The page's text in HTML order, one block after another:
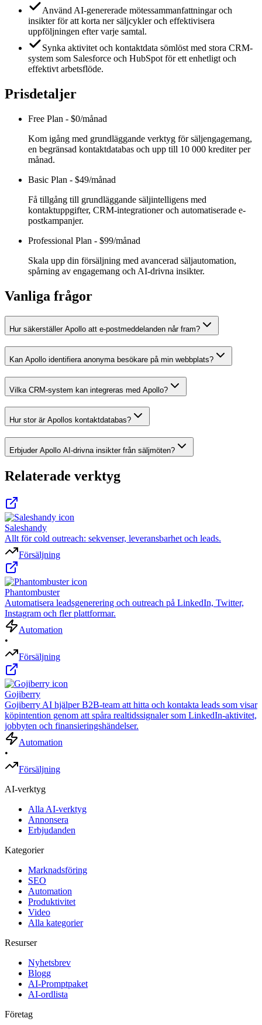
Använd AI-genererade mötessammanfattningar och
insikter för att korta ner säljcykler och effektivisera
uppföljningen efter varje samtal.
Synka aktivitet och kontaktdata sömlöst med stora CRM-
system som Salesforce och HubSpot för ett enhetligt och
effektivt arbetsflöde.
Prisdetaljer
Free Plan - $0/månad
Kom igång med grundläggande verktyg för säljengagemang,
en begränsad kontaktdatabas och upp till 10 000 krediter per
månad.
Basic Plan - $49/månad
Få tillgång till grundläggande säljintelligens med
kontaktuppgifter, CRM-integrationer och automatiserade e-
postkampanjer.
Professional Plan - $99/månad
Skala upp din försäljning med avancerad säljautomation,
spårning av engagemang och AI-drivna insikter.
Vanliga frågor
Hur säkerställer Apollo att e-postmeddelanden når fram?
Kan Apollo identifiera anonyma besökare på min webbplats?
Vilka CRM-system kan integreras med Apollo?
Hur stor är Apollos kontaktdatabas?
Erbjuder Apollo AI-drivna insikter från säljmöten?
Relaterade verktyg
Saleshandy
Allt för cold outreach: sekvenser, leveransbarhet och leads.
Försäljning
Phantombuster
Automatisera leadsgenerering och outreach på LinkedIn, Twitter,
Instagram och fler plattformar.
Automation
•
Försäljning
Gojiberry
Gojiberry AI hjälper B2B-team att hitta och kontakta leads som visar
köpintention genom att spåra realtidssignaler som LinkedIn-aktivitet,
jobbyten och finansieringshändelser.
Automation
•
Försäljning
AI-verktyg
Alla AI-verktyg
Annonsera
Erbjudanden
Kategorier
Marknadsföring
SEO
Automation
Produktivitet
Video
Alla kategorier
Resurser
Nyhetsbrev
Blogg
AI-Promptpaket
AI-ordlista
Företag